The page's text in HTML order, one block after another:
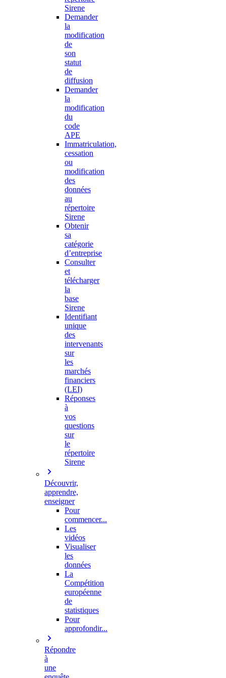
Sirene
Demander
la
modification
de
son
statut
de
diffusion
Demander
la
modification
du
code
APE
Immatriculation,
cessation
ou
modification
des
données
au
répertoire
Sirene
Obtenir
sa
catégorie
d’entreprise
Consulter
et
télécharger
la
base
Sirene
Identifiant
unique
des
intervenants
sur
les
marchés
financiers
(LEI)
Réponses
à
vos
questions
sur
le
répertoire
Sirene
Découvrir,
apprendre,
enseigner
Pour
commencer...
Les
vidéos
Visualiser
les
données
La
Compétition
européenne
de
statistiques
Pour
approfondir...
Répondre
à
une